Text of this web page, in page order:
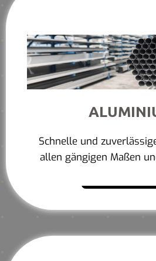
Schnelle und
allen gängigen Maßen